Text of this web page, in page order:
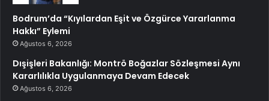
Bodrum’da “Kıyılardan Eşit ve Özgürce Yararlanma
Hakkı” Eylemi
Ağustos 6, 2026
Dışişleri Bakanlığı: Montrö Boğazlar Sözleşmesi Aynı
Kararlılıkla Uygulanmaya Devam Edecek
Ağustos 6, 2026